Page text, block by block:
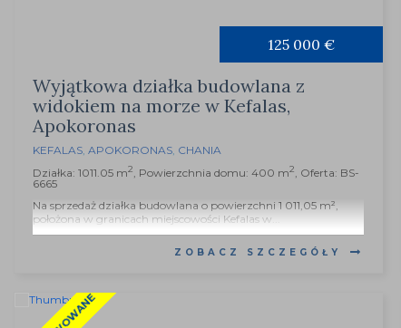
125 000 €
Wyjątkowa działka budowlana z
widokiem na morze w Kefalas,
Apokoronas
KEFALAS, APOKORONAS, CHANIA
Działka: 1011.05 m2, Powierzchnia domu: 400 m2, Oferta: BS-
6665
Na sprzedaż działka budowlana o powierzchni 1 011,05 m²,
położona w granicach miejscowości Kefalas w...
ZOBACZ SZCZEGÓŁY